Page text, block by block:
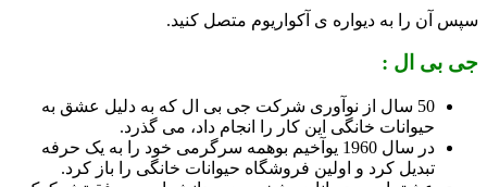
سپس آن را به دیواره ی آکواریوم متصل کنید.
جی بی ال :
50 سال از نوآوری شرکت جی بی ال که به دلیل عشق به
حیوانات خانگی این کار را انجام داد، می گذرد.
در سال 1960 یوآخیم بوهمه سرگرمی خود را به یک حرفه
تبدیل کرد و اولین فروشگاه حیوانات خانگی را باز کرد.